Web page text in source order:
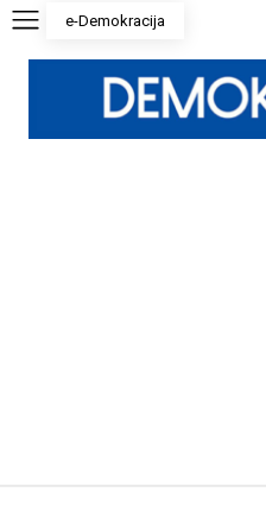
e-Demokracija